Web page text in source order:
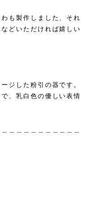
も製作しました、それ
どいただければ嬉しい
ジした粉引の器です。
、乳白色の優しい表情